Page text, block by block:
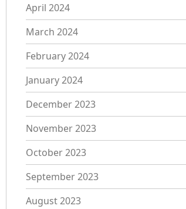
April 2024
March 2024
February 2024
January 2024
December 2023
November 2023
October 2023
September 2023
August 2023